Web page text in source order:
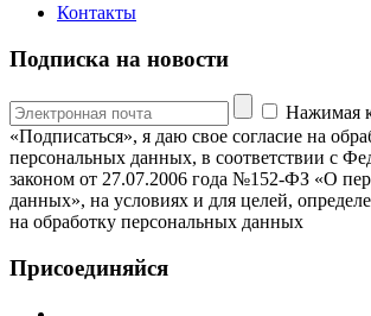
Контакты
Подписка на новости
Нажимая
«Подписаться», я даю свое согласие на
персональных данных, в соответствии с
законом от 27.07.2006 года №152-ФЗ «О
данных», на условиях и для целей,
на обработку персональных данных
Присоединяйся